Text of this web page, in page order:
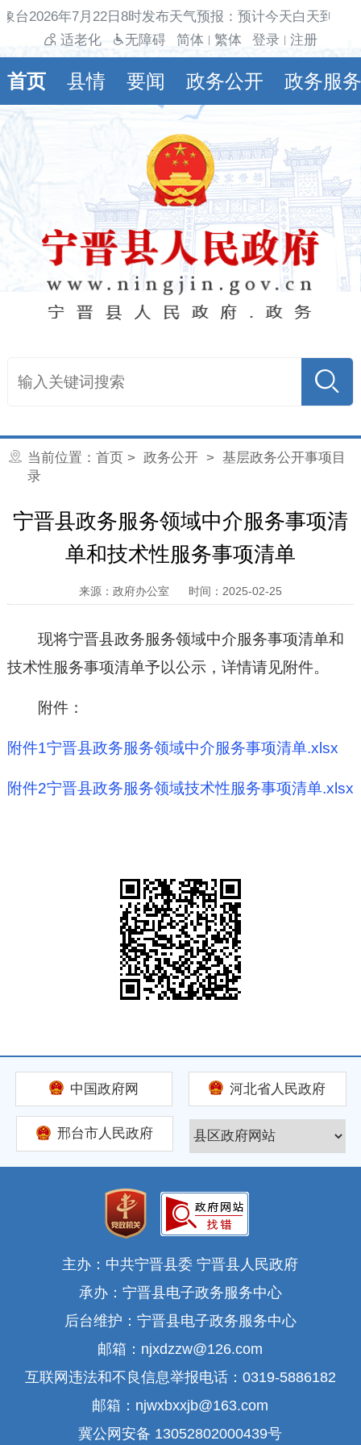
台2026年7月22日8时发布天气预报：预计今天白天到
适老化
无障碍 简体 繁体 登录 注册
首页 县情 要闻 政务公开 政务服务
当前位置： 首页 > 政务公开> 基层政务公开事项目
录
宁晋县政务服务领域中介服务事项清
单和技术性服务事项清单
来源：政府办公室 时间：2025-02-25
现将宁晋县政务服务领域中介服务事项清单和
技术性服务事项清单予以公示，详情请见附件。
附件：
附件1宁晋县政务服务领域中介服务事项清单.xlsx
附件2宁晋县政务服务领域技术性服务事项清单.xlsx
中国政府网 河北省人民政府
邢台市人民政府
主办：中共宁晋县委 宁晋县人民政府
承办：宁晋县电子政务服务中心
后台维护：宁晋县电子政务服务中心
邮箱：njxdzzw@126.com
互联网违法和不良信息举报电话：0319-5886182
邮箱：njwxbxxjb@163.com
冀公网安备 13052802000439号